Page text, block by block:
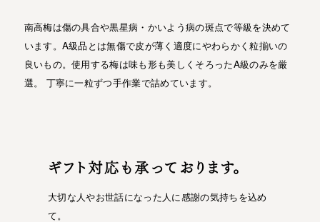
南高梅は傷の具合や黒星病・かいよう病の斑点で等級を決めて
います。A級品とは無傷で皮が薄く適度にやわらかく粒揃いの
良いもの。使用する梅は味も形も美しくそろったA級のみを厳
選。 丁寧に一粒ずつ手作業で詰めています。
ギフト対応も承っております。
大切な人やお世話になった人に感謝の気持ちを込め
て。